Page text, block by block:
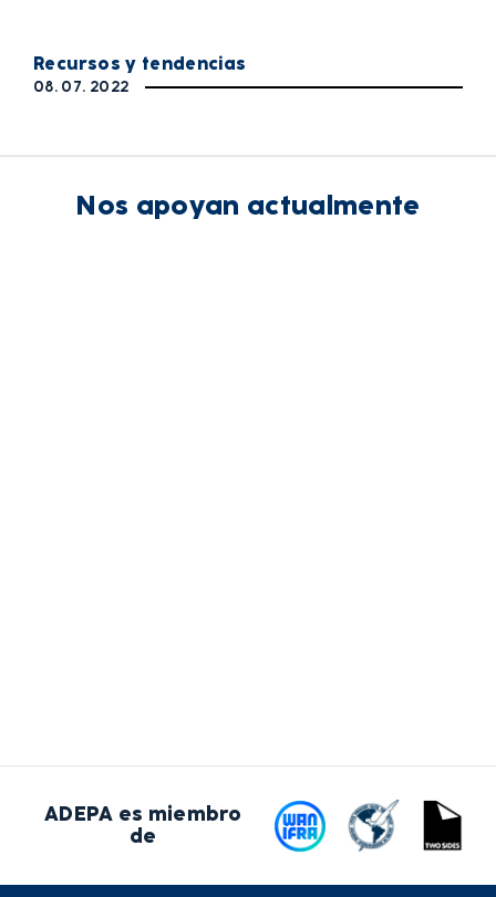
Recursos y tendencias
08. 07. 2022
Nos apoyan actualmente
ADEPA es miembro
de